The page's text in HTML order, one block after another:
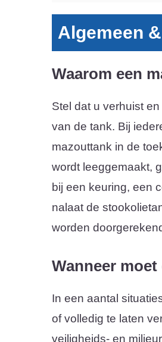
Algemeen
Waarom een
Stel dat u verhuist
van de tank. Bij
mazouttank in de
wordt leeggemaakt,
bij een keuring, een
nalaat de
worden
Wanneer
In een aantal
of volledig te laten
veiligheids- en